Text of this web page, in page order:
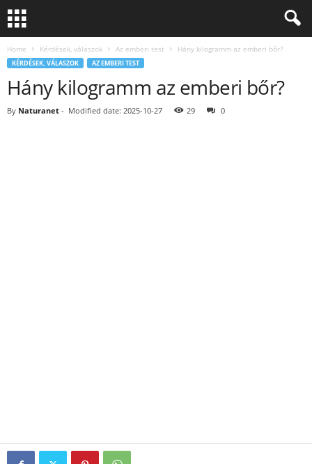
Home Kérdések, válaszok Az emberi test Hány kilogramm az emberi bőr?
KÉRDÉSEK, VÁLASZOK AZ EMBERI TEST
Hány kilogramm az emberi bőr?
By Naturanet - Modified date: 2025-10-27 29 0